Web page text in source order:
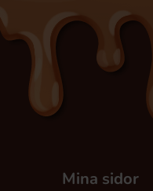
Mina sidor